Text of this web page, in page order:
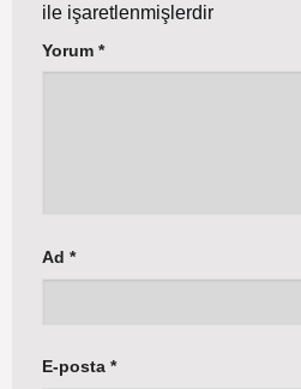
ile işaretlenmişlerdir
Yorum *
Ad *
E-posta *